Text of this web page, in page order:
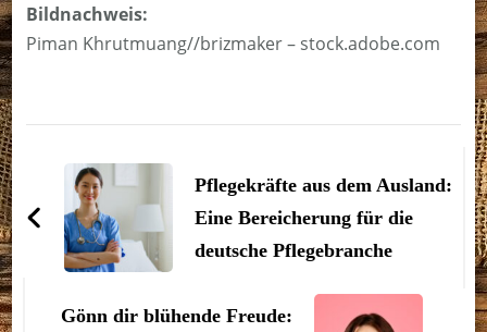
Bildnachweis:
Piman Khrutmuang//brizmaker – stock.adobe.com
Pflegekräfte aus dem Ausland:
Eine Bereicherung für die
deutsche Pflegebranche
Gönn dir blühende Freude: